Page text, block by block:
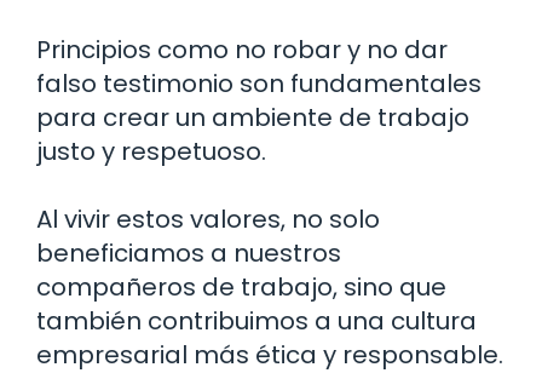
Principios como no robar y no dar
falso testimonio son fundamentales
para crear un ambiente de trabajo
justo y respetuoso.
Al vivir estos valores, no solo
beneficiamos a nuestros
compañeros de trabajo, sino que
también contribuimos a una cultura
empresarial más ética y responsable.